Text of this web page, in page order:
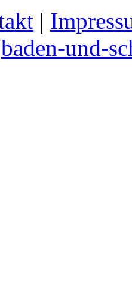
|
baden-und-